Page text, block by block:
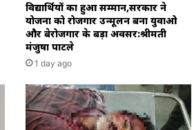
विद्यार्थियों का हुआ सम्मान,सरकार ने
योजना को रोजगार उन्मूलन बना युवाओ
और बेरोजगार के बड़ा अवसर:श्रीमती
मंजुषा पाटले
1 day ago